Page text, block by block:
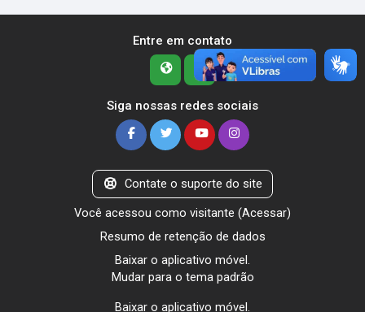
Entre em contato
Siga nossas redes sociais
Contate o suporte do site
Você acessou como visitante (Acessar)
Resumo de retenção de dados
Baixar o aplicativo móvel.
Mudar para o tema padrão
Baixar o aplicativo móvel.